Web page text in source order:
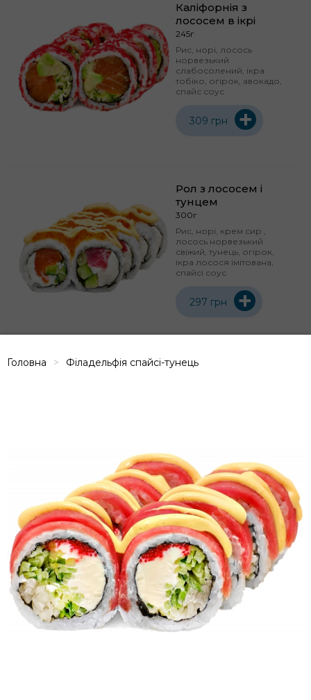
Головна Філадельфія спайсі-тунець
Каліфорнія з
лососем в ікрі
245г
Рис, норі, лосось
норвезький
слабосолений, ікра
тобіко, огірок, авокадо,
спайс соус
309 грн +
Рол з лососем і
тунцем
300г
Рис, норі, крем сир ,
лосось норвезький
свіжий, тунець, огірок,
ікра лосося імітована,
спайсі соус
297 грн +
+
Каліфорнія з
креветкою в ікрі
300г
Рис, норі, крем-сир,
темпура, креветки, огірок,
авокадо, ікра тобіко,
сухарі панко